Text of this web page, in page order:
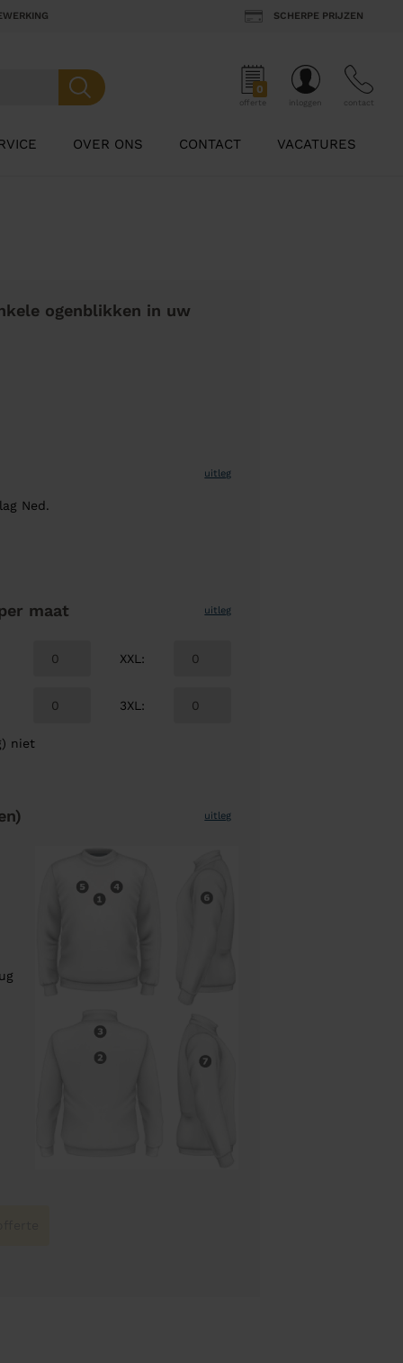
SCHERPE PRIJZEN
0
offerte inloggen contact
OVER ONS CONTACT VACATURES
ogenblikken in uw
uitleg
Ned.
maat uitleg
XXL :
3XL :
niet
uitleg